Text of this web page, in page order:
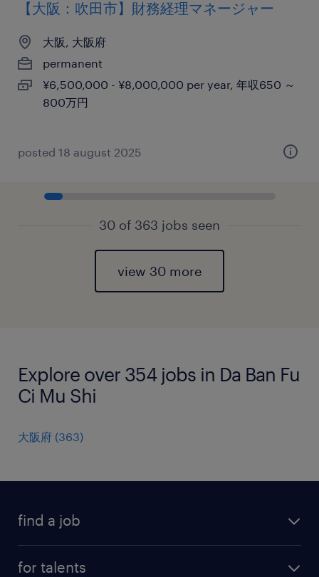
【大阪：吹田市】財務経理マネージャー
大阪, 大阪府
permanent
¥6,500,000 - ¥8,000,000 per year, 年収650 ～
800万円
posted 18 august 2025
30 of 363 jobs seen
view 30 more
Explore over 354 jobs in Da Ban Fu
Ci Mu Shi
大阪府 (363)
find a job
for talents